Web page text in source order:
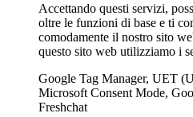
Accettando questi servizi,
oltre le funzioni di base e ti
comodamente il nostro sito
questo sito web utilizziamo i
Google Tag Manager, UET
Microsoft Consent Mode,
Freshchat